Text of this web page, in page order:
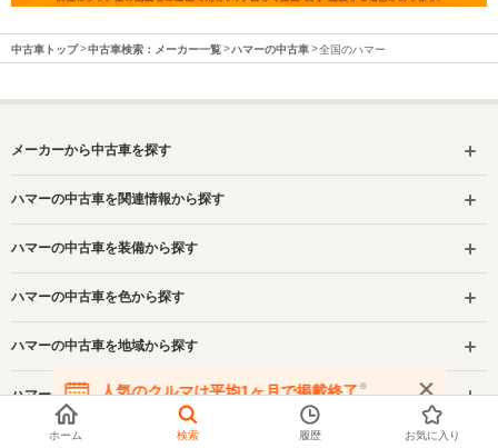
中古車トップ 中古車検索：メーカー一覧 ハマーの中古車 全国のハマー
メーカーから中古車を探す
ハマーの中古車を関連情報から探す
ハマーの中古車を装備から探す
ハマーの中古車を色から探す
ハマーの中古車を地域から探す
ハマーの中古車を車のタイプから探す
ハマーの中古車をボディタイプから探す
人気のクルマは平均1ヶ月で掲載終了※
在庫が無くなる前にお問い合わせください
ホーム 検索 履歴 お気に入り